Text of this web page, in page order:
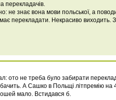
перекладачів.
не знає вона мови польської, а
перекладати. Некрасиво виходить.
ото не треба було забирати
А Сашко в Польщі літпремію
мало. Встидався б.